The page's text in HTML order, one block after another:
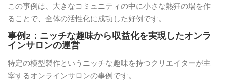
この事例は、大きなコミュニティの中に小さな熱狂の場を作
ることで、全体の活性化に成功した好例です。
事例2：ニッチな趣味から収益化を実現したオンラ
インサロンの運営
特定の模型製作というニッチな趣味を持つクリエイターが主
宰するオンラインサロンの事例です。